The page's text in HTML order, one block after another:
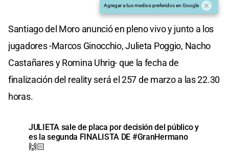
Agregar a tus medios preferidos en Google
Santiago del Moro anunció en pleno vivo y junto a los
jugadores -Marcos Ginocchio, Julieta Poggio, Nacho
Castañares y Romina Uhrig- que la fecha de
finalización del reality será el 257 de marzo a las 22.30
horas.
JULIETA sale de placa por decisión del público y
es la segunda FINALISTA DE #GranHermano
🙌🏻